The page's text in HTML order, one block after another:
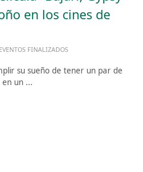
en los cines de
EVENTOS FINALIZADOS
su sueño de tener un par de
un ...